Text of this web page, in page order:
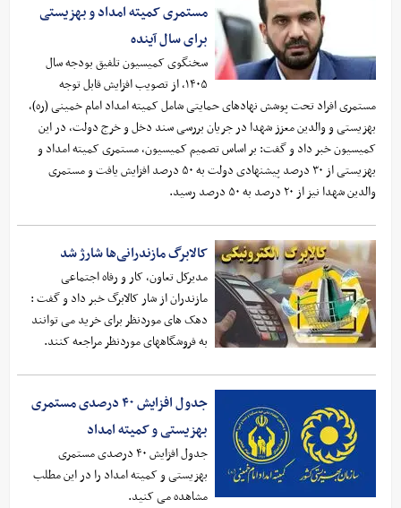
مستمری کمیته امداد و بهزیستی
برای سال آینده
سخنگوی کمیسیون تلفیق بودجه سال
۱۴۰۵، از تصویب افزایش قابل توجه
مستمری افراد تحت پوشش نهادهای حمایتی شامل کمیته امداد امام خمینی (ره)،
بهزیستی و والدین معزز شهدا در جریان بررسی سند دخل و خرج دولت، در این
کمیسیون خبر داد و گفت: بر اساس تصمیم کمیسیون، مستمری کمیته امداد و
بهزیستی از ۳۰ درصد پیشنهادی دولت به ۵۰ درصد افزایش یافت و مستمری
والدین شهدا نیز از ۲۰ درصد به ۵۰ درصد رسید.
کالابرگ مازندرانی‌ها شارژ شد
مدیرکل تعاون، کار و رفاه اجتماعی
مازندران از شار کالابرگ خبر داد و گفت :
دهک های موردنظر برای خرید می توانند
به فروشگاههای موردنظر مراجعه کنند.
جدول افزایش ۴۰ درصدی مستمری
بهزیستی و کمیته امداد
جدول افزایش ۴۰ درصدی مستمری
بهزیستی و کمیته امداد را در این مطلب
مشاهده می کنید.